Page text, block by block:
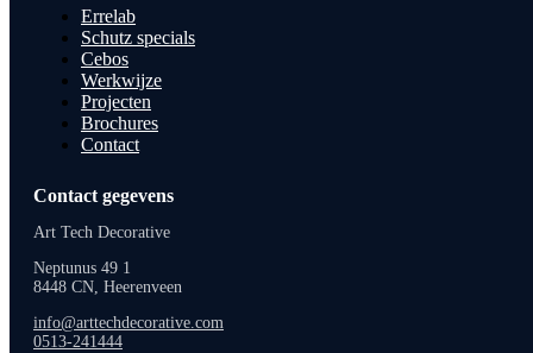
Errelab
Schutz specials
Cebos
Werkwijze
Projecten
Brochures
Contact
Contact gegevens
Art Tech Decorative
Neptunus 49 1
8448 CN, Heerenveen
info@arttechdecorative.com
0513-241444